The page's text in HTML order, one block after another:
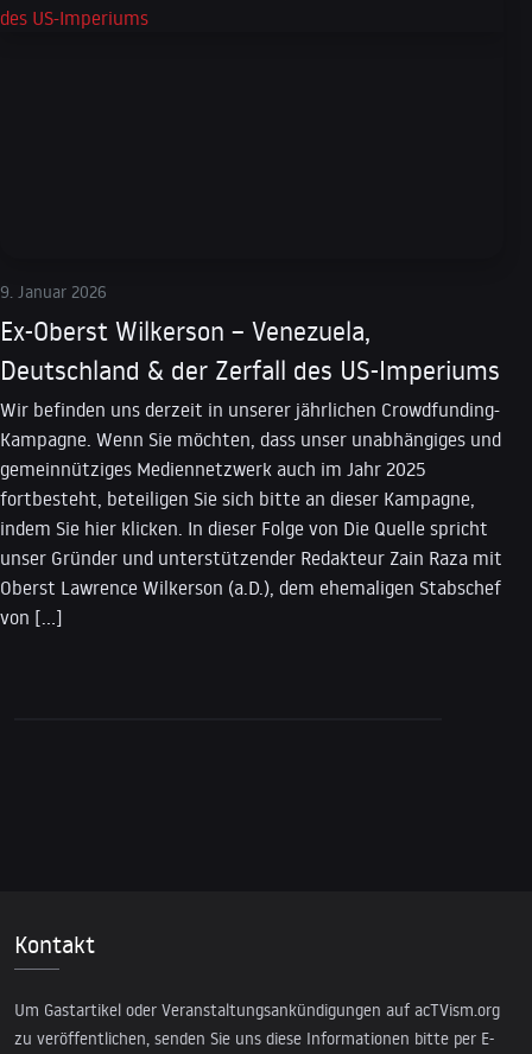
9. Januar 2026
Ex-Oberst Wilkerson – Venezuela,
Deutschland & der Zerfall des US-Imperiums
Wir befinden uns derzeit in unserer jährlichen Crowdfunding-
Kampagne. Wenn Sie möchten, dass unser unabhängiges und
gemeinnütziges Mediennetzwerk auch im Jahr 2025
fortbesteht, beteiligen Sie sich bitte an dieser Kampagne,
indem Sie hier klicken. In dieser Folge von Die Quelle spricht
unser Gründer und unterstützender Redakteur Zain Raza mit
Oberst Lawrence Wilkerson (a.D.), dem ehemaligen Stabschef
von […]
Kontakt
Um Gastartikel oder Veranstaltungsankündigungen auf acTVism.org
zu veröffentlichen, senden Sie uns diese Informationen bitte per E-